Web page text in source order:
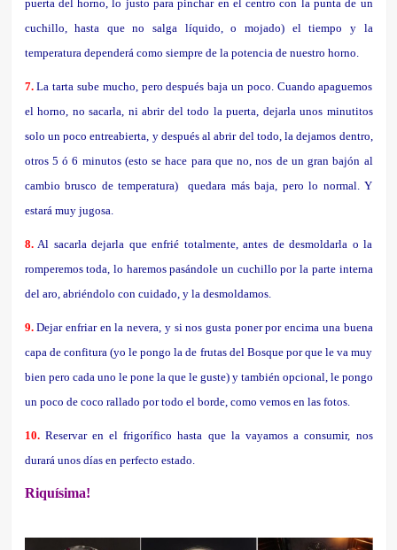
puerta del horno, lo justo para pinchar en el centro con la punta de un
cuchillo, hasta que no salga líquido, o mojado) el tiempo y la
temperatura dependerá como siempre de la potencia de nuestro horno.
7.La tarta sube mucho, pero después baja un poco. Cuando apaguemos
el horno, no sacarla, ni abrir del todo la puerta, dejarla unos minutitos
solo un poco entreabierta, y después al abrir del todo, la dejamos dentro,
otros 5 ó 6 minutos (esto se hace para que no, nos de un gran bajón al
cambio brusco de temperatura) quedara más baja, pero lo normal. Y
estará muy jugosa.
8.Al sacarla dejarla que enfrié totalmente, antes de desmoldarla o la
romperemos toda, lo haremos pasándole un cuchillo por la parte interna
del aro, abriéndolo con cuidado, y la desmoldamos.
9.Dejar enfriar en la nevera, y si nos gusta poner por encima una buena
capa de confitura (yo le pongo la de frutas del Bosque por que le va muy
bien pero cada uno le pone la que le guste) y también opcional, le pongo
un poco de coco rallado por todo el borde, como vemos en las fotos.
10.Reservar en el frigorífico hasta que la vayamos a consumir, nos
durará unos días en perfecto estado.
Riquísima!